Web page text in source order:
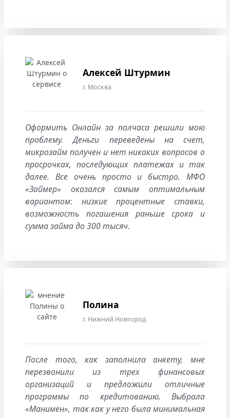
Алексей Штурмин
г. Москва
Оформить Онлайн за полчаса решили мою
проблему. Деньги переведены на счет,
микрозайм получен и нет никаких вопросов о
просрочках, последующих платежах и так
далее. Все очень просто и быстро. МФО
«Займер» оказался самым оптимальным
вариантом: низкие процентные ставки,
возможность погашения раньше срока и
сумма займа до 300 тысяч.
Полина
г. Нижний Новгород
После того, как заполнила анкету, мне
перезвонили из трех финансовых
организаций и предложили отличные
программы по кредитованию. Выбрала
«Манимен», так как у него была минимальная